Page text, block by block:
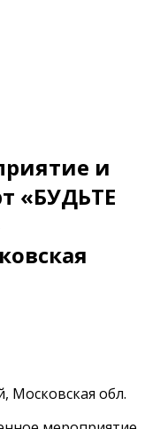
и
«БУДЬТЕ
Московская обл.